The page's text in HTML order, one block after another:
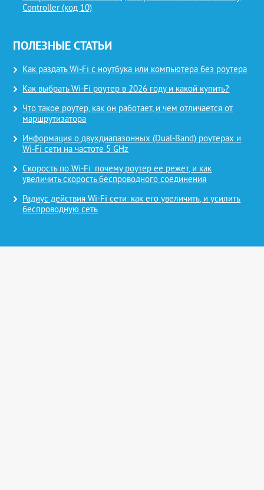
Controller (код 10)
ПОЛЕЗНЫЕ СТАТЬИ
Как раздать Wi-Fi с ноутбука или компьютера без роутера
Как выбрать Wi-Fi роутер в 2026 году и какой купить?
Что такое роутер, как он работает, и чем отличается от
маршрутизатора
Информация о двухдиапазонных (Dual-Band) роутерах и
Wi-Fi сети на частоте 5 GHz
Скорость по Wi-Fi: почему роутер ее режет, и как
увеличить скорость беспроводного соединения
Радиус действия Wi-Fi сети: как его увеличить, и усилить
беспроводную сеть